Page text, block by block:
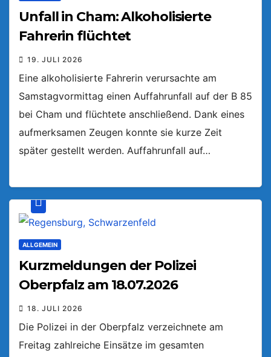
Unfall in Cham: Alkoholisierte
Fahrerin flüchtet
19. JULI 2026
Eine alkoholisierte Fahrerin verursachte am
Samstagvormittag einen Auffahrunfall auf der B 85
bei Cham und flüchtete anschließend. Dank eines
aufmerksamen Zeugen konnte sie kurze Zeit
später gestellt werden. Auffahrunfall auf…
ALLGEMEIN
Kurzmeldungen der Polizei
Oberpfalz am 18.07.2026
18. JULI 2026
Die Polizei in der Oberpfalz verzeichnete am
Freitag zahlreiche Einsätze im gesamten